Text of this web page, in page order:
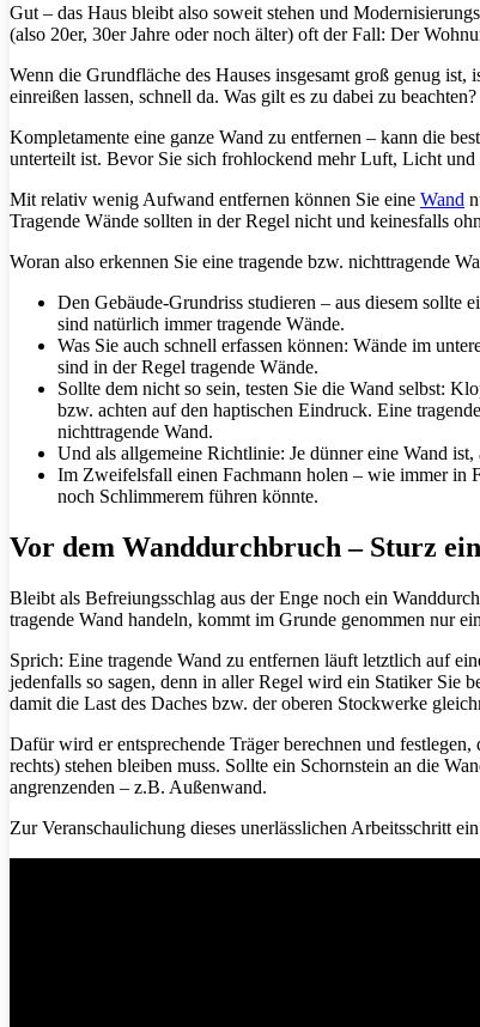
Gut – das Haus bleibt also soweit stehen und
(also 20er, 30er Jahre oder noch älter) oft der Fall: Der
Wenn die Grundfläche des Hauses insgesamt groß genug
einreißen lassen, schnell da. Was gilt es zu dabei zu beachten?
Kompletamente eine ganze Wand zu entfernen – kann die
unterteilt ist. Bevor Sie sich frohlockend mehr Luft, Licht
Mit relativ wenig Aufwand entfernen können Sie eine Wand
Tragende Wände sollten in der Regel nicht und keinesfalls
Woran also erkennen Sie eine tragende bzw. nichttragende
Den Gebäude-Grundriss studieren – aus diesem sollte
sind natürlich immer tragende Wände.
Was Sie auch schnell erfassen können: Wände im
sind in der Regel tragende Wände.
Sollte dem nicht so sein, testen Sie die Wand selbst:
bzw. achten auf den haptischen Eindruck. Eine
nichttragende Wand.
Und als allgemeine Richtlinie: Je dünner eine Wand
Im Zweifelsfall einen Fachmann holen – wie immer in
noch Schlimmerem führen könnte.
Vor dem Wanddurchbruch – Sturz
Bleibt als Befreiungsschlag aus der Enge noch ein
tragende Wand handeln, kommt im Grunde genommen nur
Sprich: Eine tragende Wand zu entfernen läuft letztlich auf
jedenfalls so sagen, denn in aller Regel wird ein Statiker Sie
damit die Last des Daches bzw. der oberen Stockwerke
Dafür wird er entsprechende Träger berechnen und
rechts) stehen bleiben muss. Sollte ein Schornstein an die
angrenzenden – z.B. Außenwand.
Zur Veranschaulichung dieses unerlässlichen Arbeitsschritt